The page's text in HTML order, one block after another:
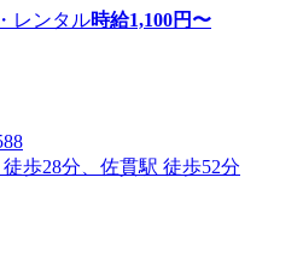
レンタル時給1,100円〜
歩28分、佐貫駅 徒歩52分